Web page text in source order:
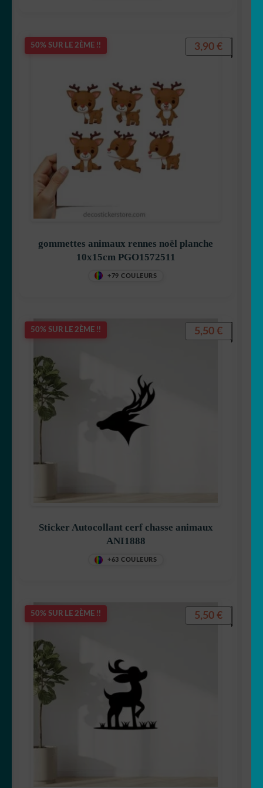
50% SUR LE 2ÈME !!
gommettes animaux rennes noël planche
10x15cm PGO1572511
+79 COULEURS
3,90 €
50% SUR LE 2ÈME !!
Sticker Autocollant cerf chasse animaux
ANI1888
+63 COULEURS
5,50 €
50% SUR LE 2ÈME !! 5,50 €